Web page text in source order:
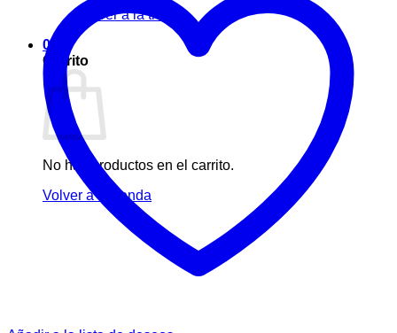
Volver a la tienda
0
Carrito
No hay productos en el carrito.
Volver a la tienda